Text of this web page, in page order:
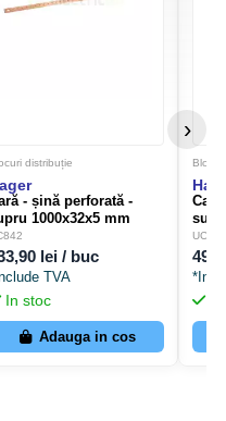
... 2,5 mm²
(RAL 3014)
distribuție
- șină perforată -
1000x32x5 mm
- Hager UC842
lei / buc
TVA
In stoc
Adauga in cos
UC816
In
›